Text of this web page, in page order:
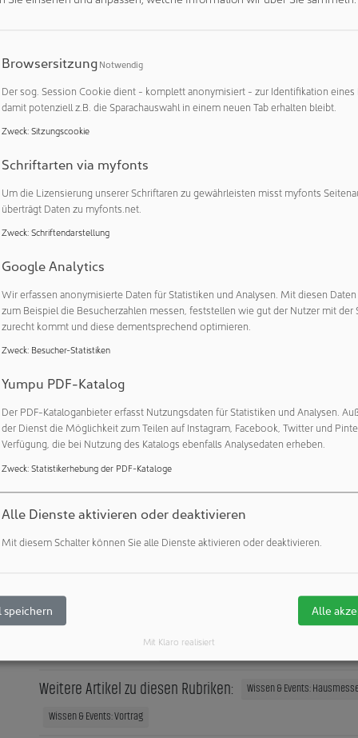
„In einer Zeit, in der die Digitalisierung unaufhaltsam
auf brennende Fragen der Branche. Wir
gelingt, welche Strategien für die Implementierung
werden können und welche zentrale Rolle künstliche
Die Teilnehmerinnen und Teilnehmer können vor allem
und Erkenntnissen bereits umgesetzter Projekte in
konkrete Beispiele aus der Praxis
verteilt, bietet das Programm eine
und praktischen Anwendungen. Ein wesentlicher
Kunststoffverarbeiter, die erfolgreich digitale Lösungen
werden aus erster Hand über ihre Erfahrungen zu berichten.
digitale Produktionswelt für alle Teilnehmerinnen und
„Uns ist es wichtig zu vermitteln, dass die Digitalisierung
betont Hannes Zach, Vertriebsleiter für Digital Solutions bei
am 19. Juni 2024 zu hören sein, in Kombination mit
Stationen im Werk St. Valentin erhalten die
die ENGEL-Lösungen in Bereichen wie Abmusterung,
am Endtag der Veranstaltungsreihe findet eine iQ User
praktischen Bedürfnisse von Prozesstechnikerinnen bzw. -
bzw. bedienern ab. Am 18. Juni 2024 wird die iQ User
und -besucher angeboten, am 20. Juni in gleicher
dass wir an diesen drei Tagen jedem Teilnehmer
Kunststoffverarbeitungsbranche neue Impulse bieten
Weitere Artikel zu diesen Rubriken: Wissen & Events:
Wissen & Events: Vortrag
Browsersitzung Notwendig
Der sog. Session Cookie dient - komplett anonymisiert - zur Identifikation eines
damit potenziell z.B. die Sparachauswahl in einem neuen Tab erhalten bleibt.
Zweck: Sitzungscookie
Schriftarten via myfonts
Um die Lizensierung unserer Schriftaren zu gewährleisten misst myfonts
überträgt Daten zu myfonts.net.
Zweck: Schriftendarstellung
Google Analytics
Wir erfassen anonymisierte Daten für Statistiken und Analysen. Mit diesen
zum Beispiel die Besucherzahlen messen, feststellen wie gut der Nutzer mit der
zurecht kommt und diese dementsprechend optimieren.
Zweck: Besucher-Statistiken
Yumpu PDF-Katalog
Der PDF-Kataloganbieter erfasst Nutzungsdaten für Statistiken und Analysen.
der Dienst die Möglichkeit zum Teilen auf Instagram, Facebook, Twitter und
Verfügung, die bei Nutzung des Katalogs ebenfalls Analysedaten erheben.
Zweck: Statistikerhebung der PDF-Kataloge
Alle Dienste aktivieren oder deaktivieren
Mit diesem Schalter können Sie alle Dienste aktivieren oder deaktivieren.
speichern Alle
Mit Klaro realisiert